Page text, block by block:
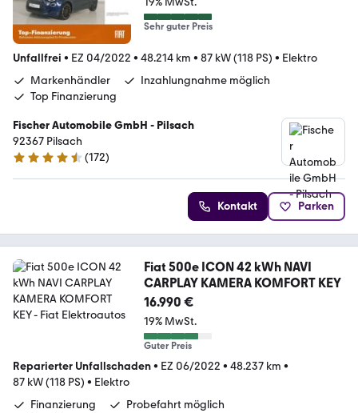
Sehr guter Preis
Unfallfrei • EZ 04/2022 • 48.214 km • 87 kW (118 PS) • Elektro
Markenhändler
Inzahlungnahme möglich
Top Finanzierung
Fischer Automobile GmbH - Pilsach
92367 Pilsach
4.7 Sterne
(172)
Kontakt Parken
Fiat 500e ICON 42 kWh NAVI
CARPLAY KAMERA KOMFORT KEY
16.990 €
19% MwSt.
Guter Preis
Reparierter Unfallschaden• EZ 06/2022 • 48.237 km •
87 kW (118 PS) • Elektro
Finanzierung
Probefahrt möglich